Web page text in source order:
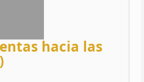
hacia las